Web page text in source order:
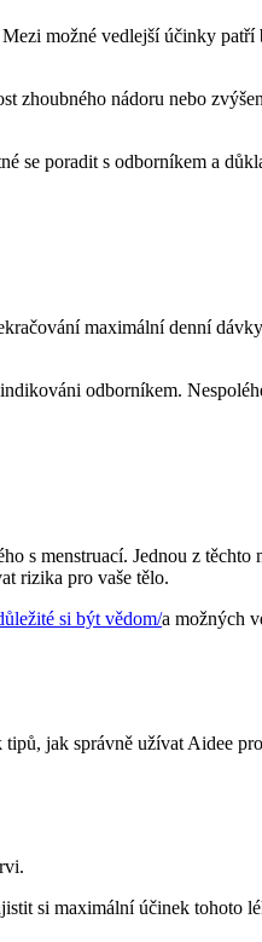
možné vedlejší účinky
nádoru nebo
se poradit s odborníkem a
maximální denní
odborníkem.
s menstruací. Jednou z
rizika pro vaše tělo.
si být vědom/a možných
jak správně užívat Aidee
si maximální účinek tohoto